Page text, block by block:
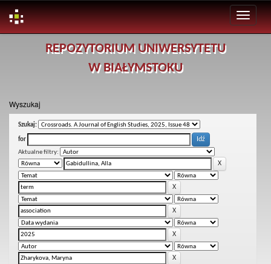
REPOZYTORIUM UNIWERSYTETU
W BIAŁYMSTOKU
Wyszukaj
Szukaj:
for
Aktualne filtry: